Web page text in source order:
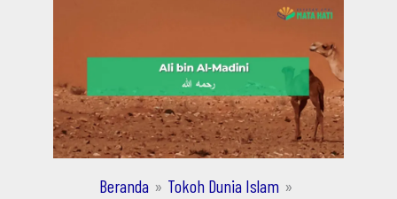
Beranda
Tokoh Dunia Islam